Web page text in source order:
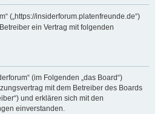
(„https://insiderforum.platenfreunde.de“)
ein Vertrag mit folgenden
(im Folgenden „das Board“)
mit dem Betreiber des Boards
und erklären sich mit den
einverstanden.